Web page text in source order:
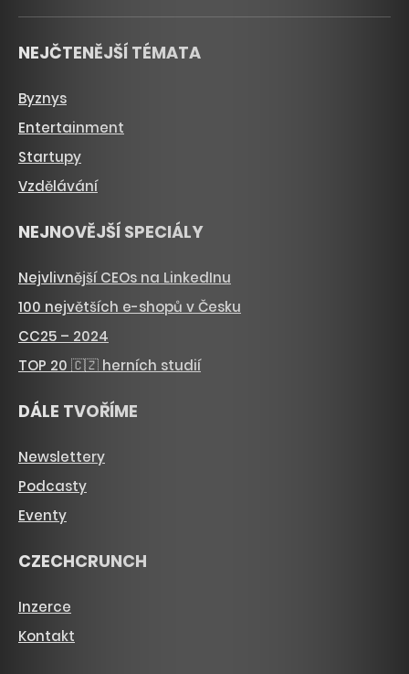
NEJČTENĚJŠÍ TÉMATA
Byznys
Entertainment
Startupy
Vzdělávání
NEJNOVĚJŠÍ SPECIÁLY
Nejvlivnější CEOs na LinkedInu
100 největších e-shopů v Česku
CC25 – 2024
TOP 20 🇨🇿 herních studií
DÁLE TVOŘÍME
Newslettery
Podcasty
Eventy
CZECHCRUNCH
Inzerce
Kontakt